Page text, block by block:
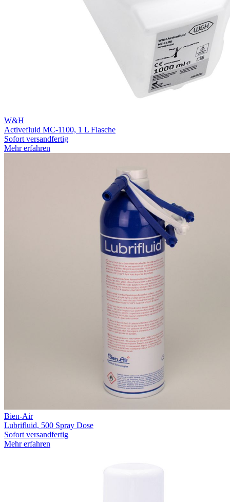
W&H
Activefluid MC-1100, 1 L Flasche
Sofort versandfertig
Mehr erfahren
Bien-Air
Lubrifluid, 500 Spray Dose
Sofort versandfertig
Mehr erfahren